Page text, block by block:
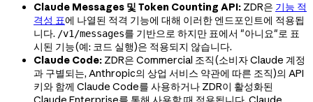
Claude Messages 및 Token Counting API: ZDR은 기능 적
격성 표에 나열된 적격 기능에 대해 이러한 엔드포인트에 적용됩
니다. /v1/messages를 기반으로 하지만 표에서 "아니요"로 표
시된 기능(예: 코드 실행)은 적용되지 않습니다.
Claude Code: ZDR은 Commercial 조직(소비자 Claude 계정
과 구별되는, Anthropic의 상업 서비스 약관에 따른 조직)의 API
키와 함께 Claude Code를 사용하거나 ZDR이 활성화된